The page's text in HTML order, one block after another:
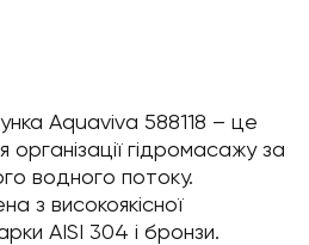
Aquaviva 588118 – це
організації гідромасажу за
водного потоку.
з високоякісної
AISI 304 і бронзи.